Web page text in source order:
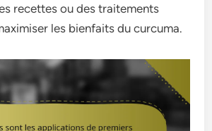
recettes ou des traitements
les bienfaits du curcuma.